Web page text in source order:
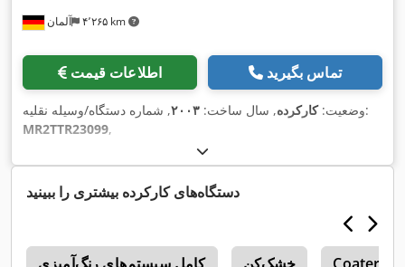
آلمان ۴٬۲۶۵ km
اطلاعات قیمت تماس بگیرید
وضعیت:کارکرده, سال ساخت: ۲۰۰۳
, شماره دستگاه/وسیله نقلیه:
MR2TTR23099,
دستگاه‌های کارکرده بیشتری را ببینید